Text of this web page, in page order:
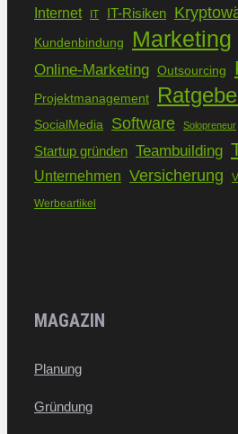
Internet IT IT-Risiken
Kundenbindung Marketing
Online-Marketing Outsourcing
Projektmanagement
SocialMedia Software Solopreneur
Startup gründen Teambuilding
Unternehmen Versicherung
Werbeartikel
MAGAZIN
Planung
Gründung